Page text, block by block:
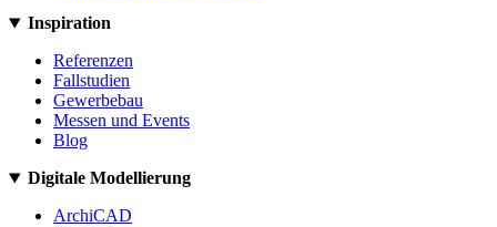
Inspiration
Referenzen
Fallstudien
Gewerbebau
Messen und Events
Blog
Digitale Modellierung
ArchiCAD